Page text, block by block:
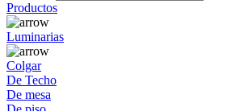
Productos
Luminarias
Colgar
De Techo
De mesa